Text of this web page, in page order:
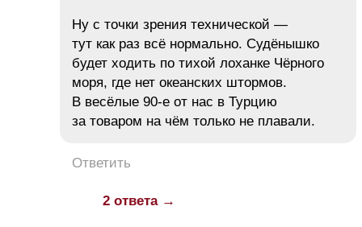
Ну с точки зрения технической —
тут как раз всё нормально. Судёнышко
будет ходить по тихой лоханке Чёрного
моря, где нет океанских штормов.
В весёлые 90-е от нас в Турцию
за товаром на чём только не плавали.
Ответить
2 ответа →